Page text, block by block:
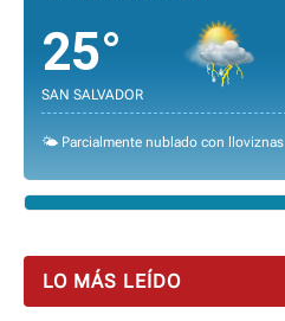
25°
SAN SALVADOR
🌤️ Parcialmente nublado con lloviznas
LO MÁS LEÍDO